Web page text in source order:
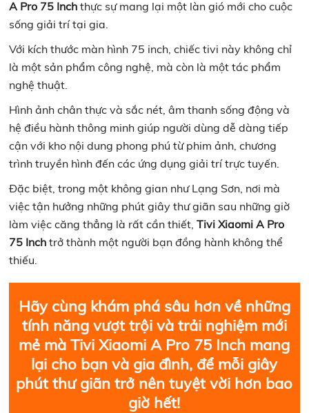
A Pro 75 Inch thực sự mang lại một làn gió mới cho cuộc
sống giải trí tại gia.
Với kích thước màn hình 75 inch, chiếc tivi này không chỉ
là một sản phẩm công nghệ, mà còn là một tác phẩm
nghệ thuật.
Hình ảnh chân thực và sắc nét, âm thanh sống động và
hệ điều hành thông minh giúp người dùng dễ dàng tiếp
cận với kho nội dung phong phú từ phim ảnh, chương
trình truyền hình đến các ứng dụng giải trí trực tuyến.
Đặc biệt, trong một không gian như Lạng Sơn, nơi mà
việc tận hưởng những phút giây thư giãn sau những giờ
làm việc căng thẳng là rất cần thiết,Tivi Xiaomi A Pro
75 Inchtrở thành một người bạn đồng hành không thể
thiếu.
Hãy cùng khám phá sâu hơn về những
tính năng vượt trội và trải nghiệm mới
mẻ mà Tivi Xiaomi A Pro 75 Inch mang
lại cho bạn và gia đình, để mỗi giây
phút thư giãn trở nên tuyệt vời hơn bao
giờ hết!